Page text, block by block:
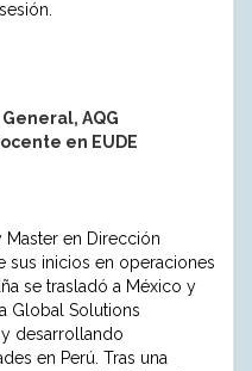
AQG
en EUDE
Master en Dirección
sus inicios en operaciones
se trasladó a México y
Global Solutions
desarrollando
en Perú. Tras una